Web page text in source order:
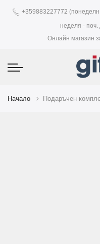
+359883227772
неделя - поч.
Онлайн магазин
Начало Подаръчен